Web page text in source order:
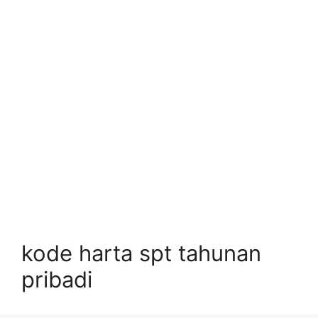
kode harta spt tahunan
pribadi